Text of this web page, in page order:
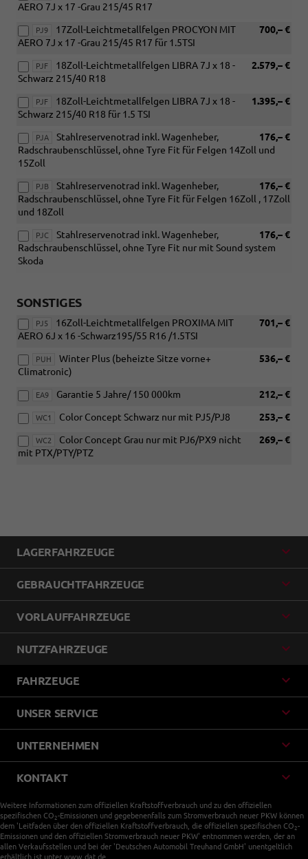
AERO 7J x 17 -Grau 215/45 R17
PJ9 700,– €
17Zoll-Leichtmetallfelgen PROCYON MIT
AERO 7J x 17 -Grau 215/45 R17 für 1.5TSI
PJF 2.579,– €
18Zoll-Leichtmetallfelgen LIBRA 7J x 18 -
Schwarz 215/40 R18
PJF 1.395,– €
18Zoll-Leichtmetallfelgen LIBRA 7J x 18 -
Schwarz 215/40 R18 für 1.5 TSI
PJA 176,– €
Stahlreservenotrad inkl. Wagenheber,
Radschraubenschlüssel, ohne Tyre Fit für Felgen 14Zoll und
15Zoll
PJB 176,– €
Stahlreservenotrad inkl. Wagenheber,
Radschraubenschlüssel, ohne Tyre Fit für Felgen 16Zoll , 17Zoll
und 18Zoll
PJC 176,– €
Stahlreservenotrad inkl. Wagenheber,
Radschraubenschlüssel, ohne Tyre Fit nur mit Sound system
Skoda
SONSTIGES
PJ5 701,– €
16Zoll-Leichtmetallfelgen PROXIMA MIT
AERO 6J x 16 -Schwarz195/55 R16 /1.5TSI
PUH 536,– €
Winter Plus (beheizte Sitze vorne+
Climatronic)
EA9 212,– €
Garantie 5 Jahre/ 150 000km
WC1 253,– €
Color Concept Schwarz nur mit PJ5/PJ8
WC2 269,– €
Color Concept Grau nur mit PJ6/PX9 nicht
mit PTX/PTY/PTZ
LAGERFAHRZEUGE
GEBRAUCHTFAHRZEUGE
VORLAUFFAHRZEUGE
NUTZFAHRZEUGE
FAHRZEUGE
UNSER SERVICE
UNTERNEHMEN
KONTAKT
Weitere Informationen zum offiziellen Kraftstoffverbrauch und zu den offiziellen
spezifischen CO 2-Emissionen und gegebenenfalls zum Stromverbrauch neuer PKW können
dem 'Leitfaden über den offiziellen Kraftstoffverbrauch, die offiziellen spezifischen CO 2-
Emissionen und den offiziellen Stromverbrauch neuer PKW' entnommen werden, der an
allen Verkaufsstellen und bei der 'Deutschen Automobil Treuhand GmbH' unentgeltlich
erhältlich ist unter www.dat.de.